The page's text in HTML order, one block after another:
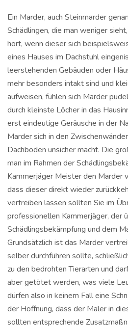
Ein Marder, auch Steinmarder
Schädlingen, die man weniger
hört, wenn dieser sich
eines Hauses im Dachstuhl
leerstehenden Gebäuden oder
mehr besonders intakt sind und
aufweisen, fühlen sich Marder
durch kleinste Löcher in das
erst eindeutige Geräusche in der
Marder sich in den
Dachboden unsicher macht. Die
man im Rahmen der
Kammerjäger Meister den Marder
dass dieser direkt wieder
vertreiben lassen sollten Sie im
professionellen Kammerjäger, der
Schädlingsbekämpfung und dem
Grundsätzlich ist das Marder
selber durchführen sollte,
zu den bedrohten Tierarten und
aber getötet werden, was viele
dürfen also in keinem Fall eine
der Hoffnung, dass der Maler in
sollten entsprechende